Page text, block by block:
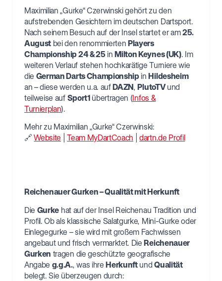
Maximilian „Gurke“ Czerwinski gehört zu den
aufstrebenden Gesichtern im deutschen Dartsport.
Nach seinem Besuch auf der Insel startet er am25.
August bei den renommiertenPlayers
Championship 24 & 25inMilton Keynes (UK). Im
weiteren Verlauf stehen hochkarätige Turniere wie
die German Darts ChampionshipinHildesheim
an – diese werden u.a. aufDAZN,PlutoTVund
teilweise auf Sport1übertragen (Infos &
Turnierplan).
Mehr zu Maximilian „Gurke“ Czerwinski:
🔗Website |Team MyDartCoach |dartn.de Profil
Reichenauer Gurken – Qualität mit Herkunft
Die Gurke hat auf der Insel Reichenau Tradition und
Profil. Ob als klassische Salatgurke, Mini-Gurke oder
Einlegegurke – sie wird mit großem Fachwissen
angebaut und frisch vermarktet. DieReichenauer
Gurken tragen die geschützte geografische
Angabe g.g.A., was ihreHerkunftundQualität
belegt. Sie überzeugen durch: